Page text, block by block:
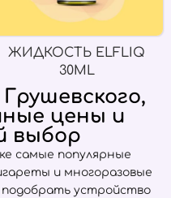
ЖИДКОСТЬ ELFLIQ
30ML
цены и
выбор
самые популярные
и многоразовые
подобрать устройство